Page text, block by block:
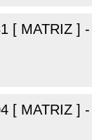
[ MATRIZ ]
[ MATRIZ ]